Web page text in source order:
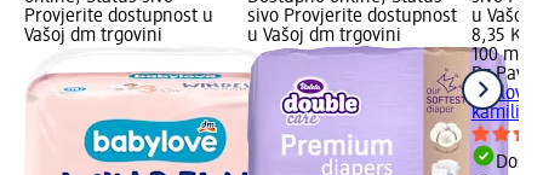
Provjerite dostupnost u
Vašoj dm trgovini
sivo Provjerite dostupnost
u Vašoj dm trgovini
u Vašoj
8,35 KM
100 ml
Dr